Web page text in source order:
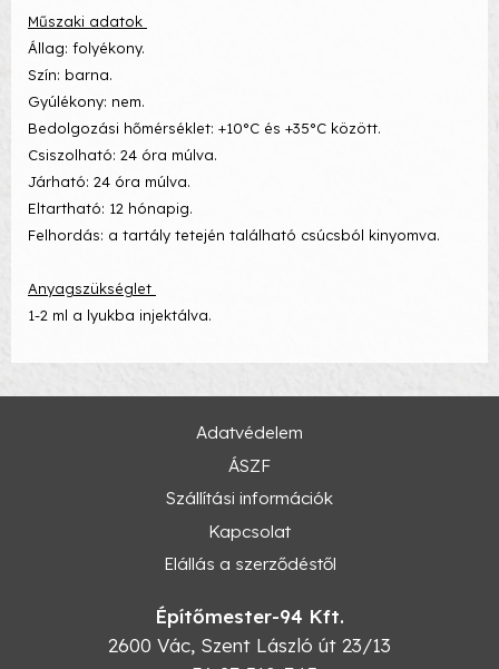
Műszaki adatok
Állag: folyékony.
Szín: barna.
Gyúlékony: nem.
Bedolgozási hőmérséklet: +10°C és +35°C között.
Csiszolható: 24 óra múlva.
Járható: 24 óra múlva.
Eltartható: 12 hónapig.
Felhordás: a tartály tetején található csúcsból kinyomva.
Anyagszükséglet
1-2 ml a lyukba injektálva.
Adatvédelem
ÁSZF
Szállítási információk
Kapcsolat
Elállás a szerződéstől
Építőmester-94 Kft.
2600 Vác, Szent László út 23/13